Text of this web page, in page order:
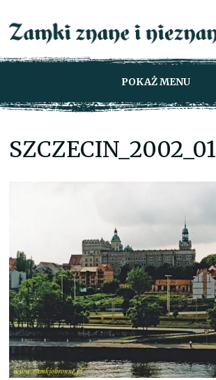
POKAŻ MENU
SZCZECIN_2002_01